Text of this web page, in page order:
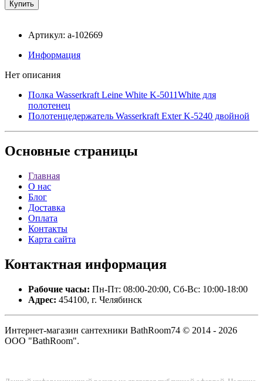
Артикул: a-102669
Информация
Нет описания
Полка Wasserkraft Leine White K-5011White для
полотенец
Полотенцедержатель Wasserkraft Exter K-5240 двойной
Основные страницы
Главная
О нас
Блог
Доставка
Оплата
Контакты
Карта сайта
Контактная информация
Рабочие часы: Пн-Пт: 08:00-20:00, Сб-Вс: 10:00-18:00
Адрес: 454100, г. Челябинск
Интернет-магазин сантехники BathRoom74 © 2014 - 2026
ООО "BathRoom".